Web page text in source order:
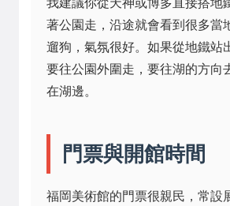
我建議你從天神或博多直接搭地
著公園走，沿途就會看到很多當
遛狗，氣氛很好。如果從地鐵站
要往公園外圍走，要往湖的方向
在湖邊。
門票與開館時間
福岡美術館的門票很親民，常設